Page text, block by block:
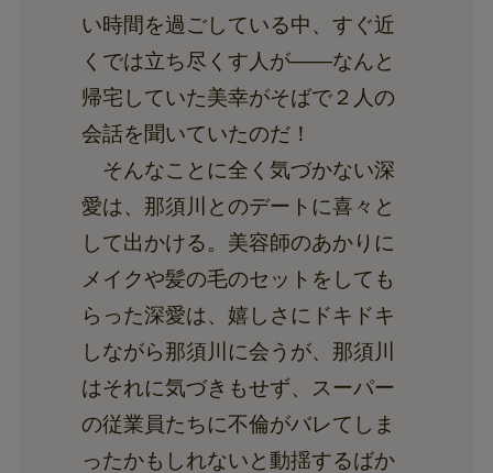
い時間を過ごしている中、すぐ近
くでは立ち尽くす人が――なんと
帰宅していた美幸がそばで２人の
会話を聞いていたのだ！
そんなことに全く気づかない深
愛は、那須川とのデートに喜々と
して出かける。美容師のあかりに
メイクや髪の毛のセットをしても
らった深愛は、嬉しさにドキドキ
しながら那須川に会うが、那須川
はそれに気づきもせず、スーパー
の従業員たちに不倫がバレてしま
ったかもしれないと動揺するばか